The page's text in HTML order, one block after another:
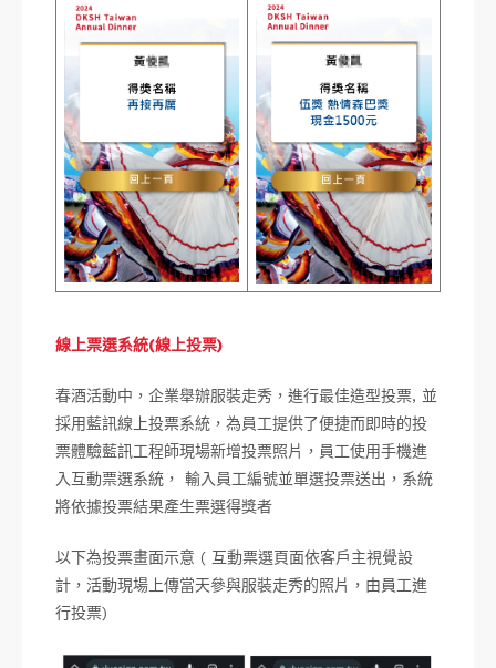
線上票選系統(線上投票)
春酒活動中，企業舉辦服裝走秀，進行最佳造型投票, 並
採用藍訊線上投票系統，為員工提供了便捷而即時的投
票體驗藍訊工程師現場新增投票照片，員工使用手機進
入互動票選系統， 輸入員工編號並單選投票送出，系統
將依據投票結果產生票選得獎者
以下為投票畫面示意 ( 互動票選頁面依客戶主視覺設
計，活動現場上傳當天參與服裝走秀的照片，由員工進
行投票)